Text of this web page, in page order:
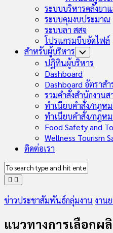
ระบบบริหารคลังยา
ระบบคุมงบประมาณ
ระบบลา สสจ
โปรแกรมบีบอัดไฟล์
สำหรับผู้บริหาร Toggle
Child
Menu
ปฏิทินผู้บริหาร
Dashboard
Dashboard อัตราส
รวมคำสั่งสำนักงาน
ทำเนียบคำสั่ง/กฎหม
ทำเนียบคำสั่ง/กฎหม
Food Safety and
Wellness Tourism
ติดต่อเรา
ข่าวประชาสัมพันธ์กลุ่มงาน งาน
แนวทางการเลือกผ